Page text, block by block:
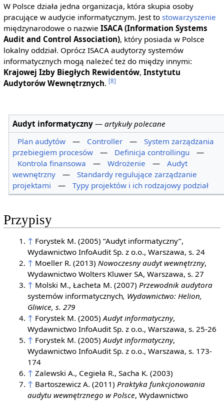
W Polsce działa jedna organizacja, która skupia osoby
pracujące w audycie informatycznym. Jest to stowarzyszenie
międzynarodowe o nazwie ISACA (Information Systems
Audit and Control Association), który posiada w Polsce
lokalny oddział. Oprócz ISACA audytorzy systemów
informatycznych mogą należeć też do między innymi:
Krajowej Izby Biegłych Rewidentów, Instytutu
Audytorów Wewnętrznych. [8]
Audyt informatyczny —artykuły polecane
Plan audytów
— Controller —
System zarządzania
przebiegiem procesów
— Definicja controllingu
—
Kontrola finansowa
— Wdrożenie —
Audyt
wewnętrzny
—
Standardy regulujące zarządzanie
projektami
— Typy projektów i ich rodzajowy podział
Przypisy
↑ Forystek M. (2005) ‘’Audyt informatyczny’’,
Wydawnictwo InfoAudit Sp. z o.o., Warszawa, s. 24
↑ Moeller R. (2013) Nowoczesny audyt wewnętrzny,
Wydawnictwo Wolters Kluwer SA, Warszawa, s. 27
↑ Molski M., Łacheta M. (2007) Przewodnik audytora
systemów informatycznych, Wydawnictwo: Helion,
Gliwice, s. 279
↑ Forystek M. (2005)Audyt informatyczny,
Wydawnictwo InfoAudit Sp. z o.o., Warszawa, s. 25-26
↑ Forystek M. (2005)Audyt informatyczny,
Wydawnictwo InfoAudit Sp. z o.o., Warszawa, s. 173-
174
↑ Zalewski A., Cegieła R., Sacha K. (2003)
↑ Bartoszewicz A. (2011) Praktyka funkcjonowania
audytu wewnętrznego w Polsce, Wydawnictwo